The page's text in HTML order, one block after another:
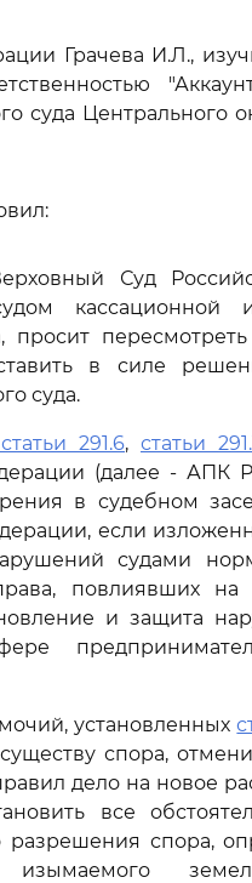
Грачева И.Л.,
Центрального
Суд
кассационной
просит
в силе
суда.
291.6, статьи
(далее - АПК
в судебном
если
судами
повлиявших на
и защита
установленных
спора,
дело на новое
все
спора,